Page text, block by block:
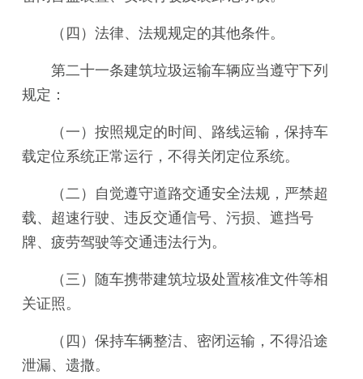
（四）法律、法规规定的其他条件。
第二十一条建筑垃圾运输车辆应当遵守下列
规定：
（一）按照规定的时间、路线运输，保持车
载定位系统正常运行，不得关闭定位系统。
（二）自觉遵守道路交通安全法规，严禁超
载、超速行驶、违反交通信号、污损、遮挡号
牌、疲劳驾驶等交通违法行为。
（三）随车携带建筑垃圾处置核准文件等相
关证照。
（四）保持车辆整洁、密闭运输，不得沿途
泄漏、遗撒。